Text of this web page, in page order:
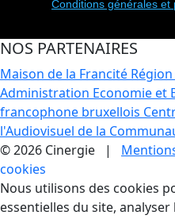
Conditions générales et
NOS PARTENAIRES
Maison de la Francité
Administration Economie et
francophone bruxellois
l'Audiovisuel de la
© 2026 Cinergie |
cookies
Gestion des
Nous utilisons des cookies
essentielles du site,